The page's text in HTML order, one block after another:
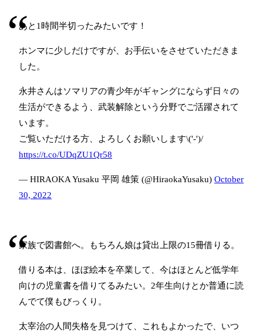
あと1時間半切ったみたいです！
ホンマに少しだけですが、お手伝いをさせていただきま
した。
永井さんはソマリアの青少年がギャングにならず日々の
生活ができるよう、武装解除という分野でご活躍されて
います。
ご覧いただける方、よろしくお願いします\('-')/
https://t.co/UDqZU1Qr58
— HIRAOKA Yusaku 平岡 雄策 (@HiraokaYusaku) October
30, 2022
家族で図書館へ。もちろん娘は貸出上限の15冊借りる。
借りる本は、ほぼ絵本を卒業して、今はほとんど低学年
向けの児童書を借りてるみたい。2年生向けとか普通に読
んでて僕もびっくり。
太宰治の人間失格を見つけて、これもよかったで、いつ